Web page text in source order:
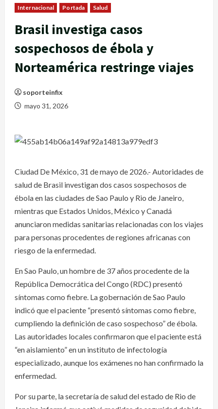
Internacional Portada Salud
Brasil investiga casos
sospechosos de ébola y
Norteamérica restringe viajes
soporteinfix
mayo 31, 2026
Ciudad De México, 31 de mayo de 2026.- Autoridades de
salud de Brasil investigan dos casos sospechosos de
ébola en las ciudades de Sao Paulo y Rio de Janeiro,
mientras que Estados Unidos, México y Canadá
anunciaron medidas sanitarias relacionadas con los viajes
para personas procedentes de regiones africanas con
riesgo de la enfermedad.
En Sao Paulo, un hombre de 37 años procedente de la
República Democrática del Congo (RDC) presentó
síntomas como fiebre. La gobernación de Sao Paulo
indicó que el paciente “presentó síntomas como fiebre,
cumpliendo la definición de caso sospechoso” de ébola.
Las autoridades locales confirmaron que el paciente está
“en aislamiento” en un instituto de infectología
especializado, aunque los exámenes no han confirmado la
enfermedad.
Por su parte, la secretaría de salud del estado de Rio de